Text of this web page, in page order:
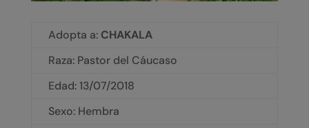
Adopta a: CHAKALA
Raza: Pastor del Cáucaso
Edad: 13/07/2018
Sexo: Hembra